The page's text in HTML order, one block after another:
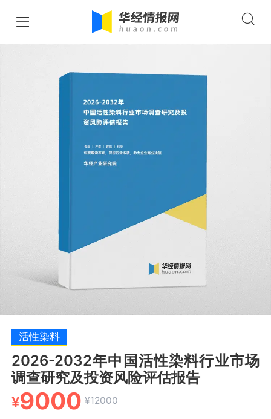
活性染料
2026-2032年中国活性染料行业市场
调查研究及投资风险评估报告
¥9000 ¥12000